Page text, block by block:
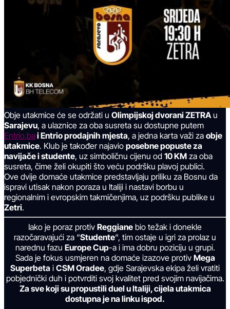
Obje utakmice će se održati u Olimpijskoj dvorani ZETRAu
Sarajevu, a ulaznice za oba susreta su dostupne putem
Entrio.bai Entrio prodajnih mjesta, a jedna karta važi za obje
utakmice. Klub je također najavio posebne popuste za
navijače i studente, uz simboličnu cijenu od 10 KM za oba
susreta, čime želi okupiti što veću podršku plavoj publici.
Ove dvije domaće utakmice predstavljaju priliku za Bosnu da
ispravi utisak nakon poraza u Italiji i nastavi borbu u
regionalnim i evropskim takmičenjima, uz podršku publike u
Zetri.
Iako je poraz protiv Reggiane bio težak i donekle
razočaravajući za “Studente“, tim ostaje u igri za prolaz u
narednu fazu Europe Cup-a i ima dobru poziciju u grupi.
Sada je fokus usmjeren na domaće izazove protiv Mega
Superbeta i CSM Oradee, gdje Sarajevska ekipa želi vratiti
pobjednički duh i potvrditi svoj kvalitet pred svojim navijačima.
Za sve koji su propustili duel u Italiji, cijela utakmica
dostupna je na linku ispod.